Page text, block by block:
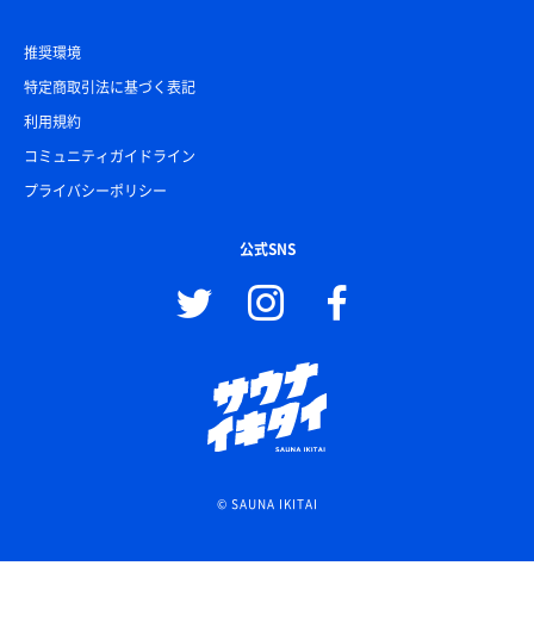
推奨環境
特定商取引法に基づく表記
利用規約
コミュニティガイドライン
プライバシーポリシー
公式SNS
© SAUNA IKITAI